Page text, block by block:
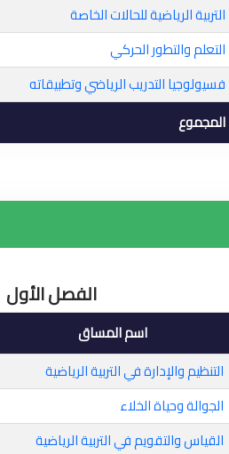
التربية الرياضية للحالات الخاصة
التعلم والتطور الحركي
فسيولوجيا التدريب الرياضي وتطبيقاته
المجموع
الفصل الأول
اسم المساق
التنظيم والإدارة في التربية الرياضية
الجوالة وحياة الخلاء
القياس والتقويم في التربية الرياضية